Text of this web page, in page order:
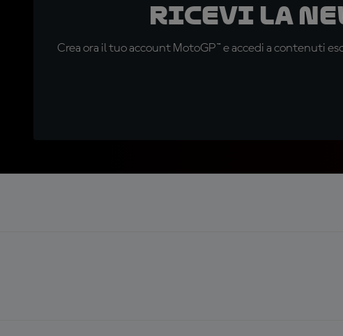
Ricevi la
Crea ora il tuo account MotoGP™ e accedi a contenuti